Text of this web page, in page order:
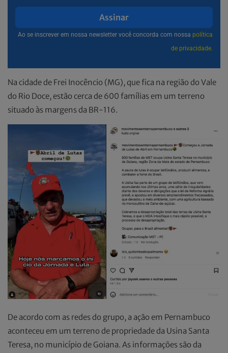
Assinar
Ao se inscrever em nossa newsletter você concorda com nossa política
de privacidade.
Na cidade de Frei Inocêncio (MG), que fica na região do Vale
do Rio Doce, estão cerca de 600 famílias em um terreno
situado às margens da BR-116.
De acordo com as redes do grupo, a ação em Pernambuco
aconteceu em um terreno de propriedade da Usina Santa
Teresa, no município de Goiana. As informações são da